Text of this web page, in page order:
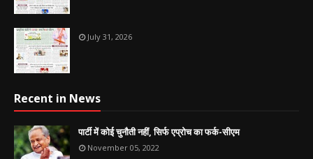
July 31, 2026
Recent in News
पार्टी में कोई चुनौती नहीं, सिर्फ एप्रोच का फर्क-सीएम
November 05, 2022